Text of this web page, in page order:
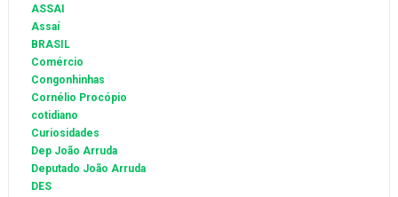
ASSAI
Assaí
BRASIL
Comércio
Congonhinhas
Cornélio Procópio
cotidiano
Curiosidades
Dep João Arruda
Deputado João Arruda
DES